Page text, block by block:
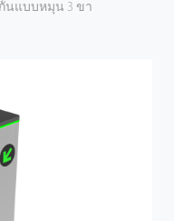
นแบบหมุน 3 ขา